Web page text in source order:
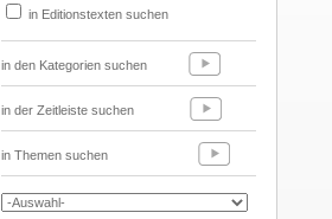
in Editionstexten suchen
in den Kategorien suchen
in der Zeitleiste suchen
in Themen suchen